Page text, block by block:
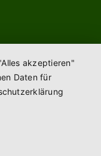
akzeptieren"
Daten für